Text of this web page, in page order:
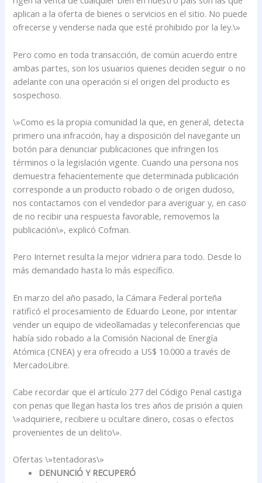
aplican a la oferta de bienes o servicios en el sitio. No puede
ofrecerse y venderse nada que esté prohibido por la ley.\»
Pero como en toda transacción, de común acuerdo entre
ambas partes, son los usuarios quienes deciden seguir o no
adelante con una operación si el origen del producto es
sospechoso.
\»Como es la propia comunidad la que, en general, detecta
primero una infracción, hay a disposición del navegante un
botón para denunciar publicaciones que infringen los
términos o la legislación vigente. Cuando una persona nos
demuestra fehacientemente que determinada publicación
corresponde a un producto robado o de origen dudoso,
nos contactamos con el vendedor para averiguar y, en caso
de no recibir una respuesta favorable, removemos la
publicación\», explicó Cofman.
Pero Internet resulta la mejor vidriera para todo. Desde lo
más demandado hasta lo más específico.
En marzo del año pasado, la Cámara Federal porteña
ratificó el procesamiento de Eduardo Leone, por intentar
vender un equipo de videollamadas y teleconferencias que
había sido robado a la Comisión Nacional de Energía
Atómica (CNEA) y era ofrecido a US$ 10.000 a través de
MercadoLibre.
Cabe recordar que el artículo 277 del Código Penal castiga
con penas que llegan hasta los tres años de prisión a quien
\»adquiriere, recibiere u ocultare dinero, cosas o efectos
provenientes de un delito\».
Ofertas \»tentadoras\»
DENUNCIÓ Y RECUPERÓ